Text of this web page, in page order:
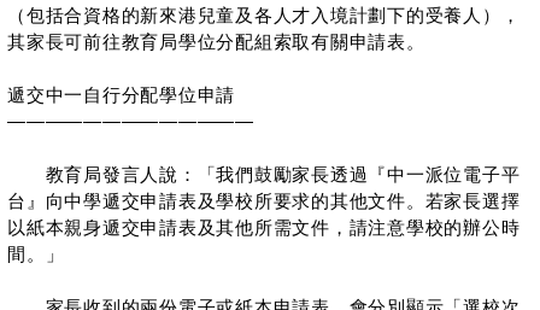
（包括合資格的新來港兒童及各人才入境計劃下的受養人），
其家長可前往教育局學位分配組索取有關申請表。
遞交中一自行分配學位申請
—————————————
教育局發言人說：「我們鼓勵家長透過『中一派位電子平
台』向中學遞交申請表及學校所要求的其他文件。若家長選擇
以紙本親身遞交申請表及其他所需文件，請注意學校的辦公時
間。」